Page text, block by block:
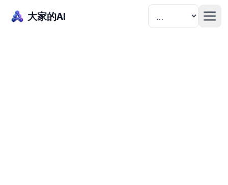
大家的AI